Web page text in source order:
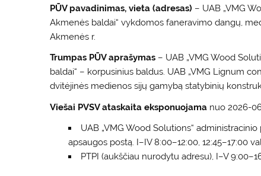
PŪV pavadinimas, vieta (adresas) – UAB „VMG
Akmenės baldai“ vykdomos faneravimo dangų,
Akmenės r.
Trumpas PŪV aprašymas – UAB „VMG Wood
baldai“ – korpusinius baldus. UAB „VMG Lignum
dvitėjinės medienos sijų gamybą statybinių
Viešai PVSV ataskaita eksponuojama nuo 2026-
UAB „VMG Wood Solutions“
apsaugos postą. I–IV 8:00–12:00, 12:45–17:00
PTPI (aukščiau nurodytu adresu), I–V